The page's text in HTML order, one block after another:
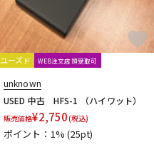
ユーズド WEB注文店頭受取可
unknown
USED 中古 HFS-1 （ハイワット）
販売価格¥2,750(税込)
ポイント：1%(25pt)